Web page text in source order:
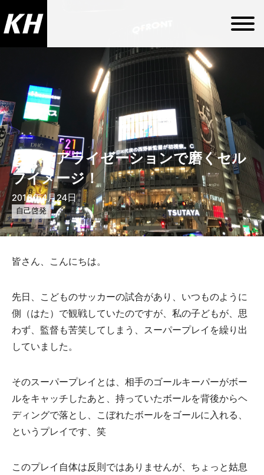
ビジュアライゼーションで磨くセル
フイメージ！
2018年4月24日
自己啓発
皆さん、こんにちは。
先日、こどものサッカーの試合があり、いつものように
側（はた）で観戦していたのですが、私の子どもが、思
わず、監督も苦笑してしまう、スーパープレイを繰り出
していました。
そのスーパープレイとは、相手のゴールキーパーがボー
ルをキャッチしたあと、持っていたボールを背後からヘ
ディングで落とし、こぼれたボールをゴールに入れる、
というプレイです、笑
このプレイ自体は反則ではありませんが、ちょっと姑息